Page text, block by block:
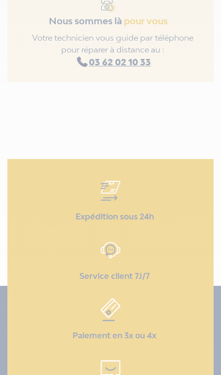
Nous sommes là pour vous
Votre technicien vous guide par téléphone
pour réparer à distance au :
03 62 02 10 33
Expédition sous 24h
Service client 7J/7
Paiement en 3x ou 4x